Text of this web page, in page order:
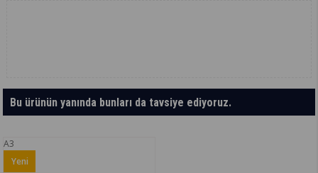
Bu ürünün yanında bunları da tavsiye ediyoruz.
A3
Yeni